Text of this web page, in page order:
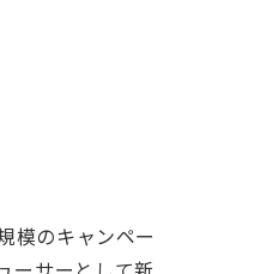
模のキャンペー